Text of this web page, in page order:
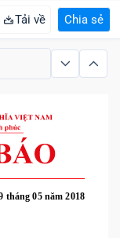
Tải về Chia sẻ
tháng 05 năm 2018